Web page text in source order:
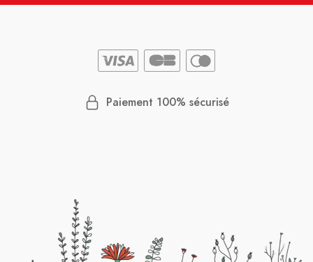
Paiement 100% sécurisé